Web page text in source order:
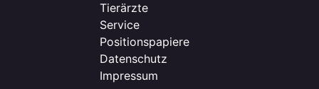
Tierärzte
Service
Positionspapiere
Datenschutz
Impressum